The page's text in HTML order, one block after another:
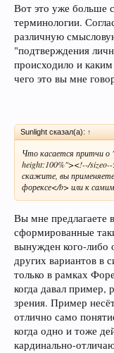
Вот это уже больше
терминологии.
различную
"подтверждения
происходило и
чего это вы мне
Sunlight сказал(а): ↑
Что касается притчи о
height:100%"><!--/
скажите, вы
форексе</b> или к
Вы мне предлагаете
сформированные
вынужден кого-либо
других вариантов в
только в рамках
когда давал
зрения. Пример
отлично само
когда одно и тоже
кардинально-